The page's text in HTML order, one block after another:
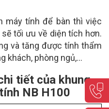
máy tính để bàn thì việc
tối ưu về diện tích hơn.
và tăng được tính thẩm
khách, phòng ngủ,...
tiết của khung
NB H100